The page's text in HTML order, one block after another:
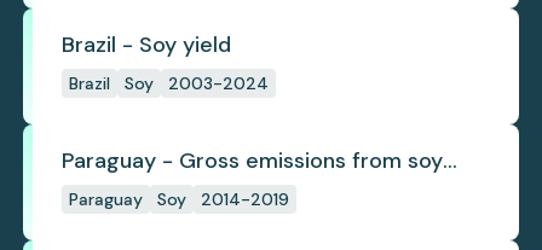
Brazil - Soy yield
Brazil Soy 2003-2024
Paraguay - Gross emissions from soy
deforestation
Paraguay Soy 2014-2019